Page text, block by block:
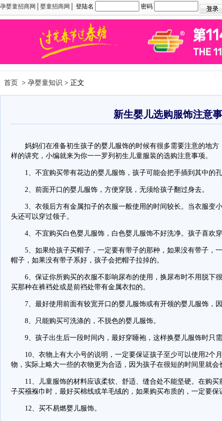
孕婴童招商网 婴童招商网 │ 登陆名 密码
首页 > 孕婴童知识 > 正文
新生婴儿选购服饰注意
妈妈们在准备初生孩子的婴儿服饰的时候有很多需要注意的地方
样的讲究，小编就来为你一一罗列初生儿童服装的选购注意事项。
1、不宜购买带有花边的婴儿服饰，孩子可能会把手插到其中的
2、前面开口的婴儿服饰，方便穿脱，无须给孩子翻过身去。
3、衣领后方有金属扣子的衣服一般使用的时间较长。当衣服变
头还可以穿过领子。
4、不宜购买白色婴儿服饰，白色婴儿服饰不好洗净。孩子喜欢
5、如果给孩子买帽子，一定要有带子的那种，如果没有带子，
帽子，如果没有带子系好，孩子会把帽子拉掉的。
6、保证你所购买的衣服不影响尿布的使用，换尿布时不用脱下
买那种在裤裆处或是前裆处带有金属衣扣的。
7、最好使用前面有较宽开口的婴儿服饰或有开领的婴儿服饰，
8、只能购买可洗涤的，不脱色的婴儿服饰。
9、孩子出生后一段时间内，最好穿睡袍，这样换婴儿服饰时只
10、衣物上有大小号的说明，一定要保证孩子至少可以使用2个
物，实际上略大一些的衣物更为合适，因为孩子在很短的时间里就会
11、儿童服饰的材料应该柔软、舒适、缝合处不能坚硬。在购买
子买襁褓巾时，最好买棉线或羊毛绒的，如果购买布质的，一定要保
12、买不易燃婴儿服饰。